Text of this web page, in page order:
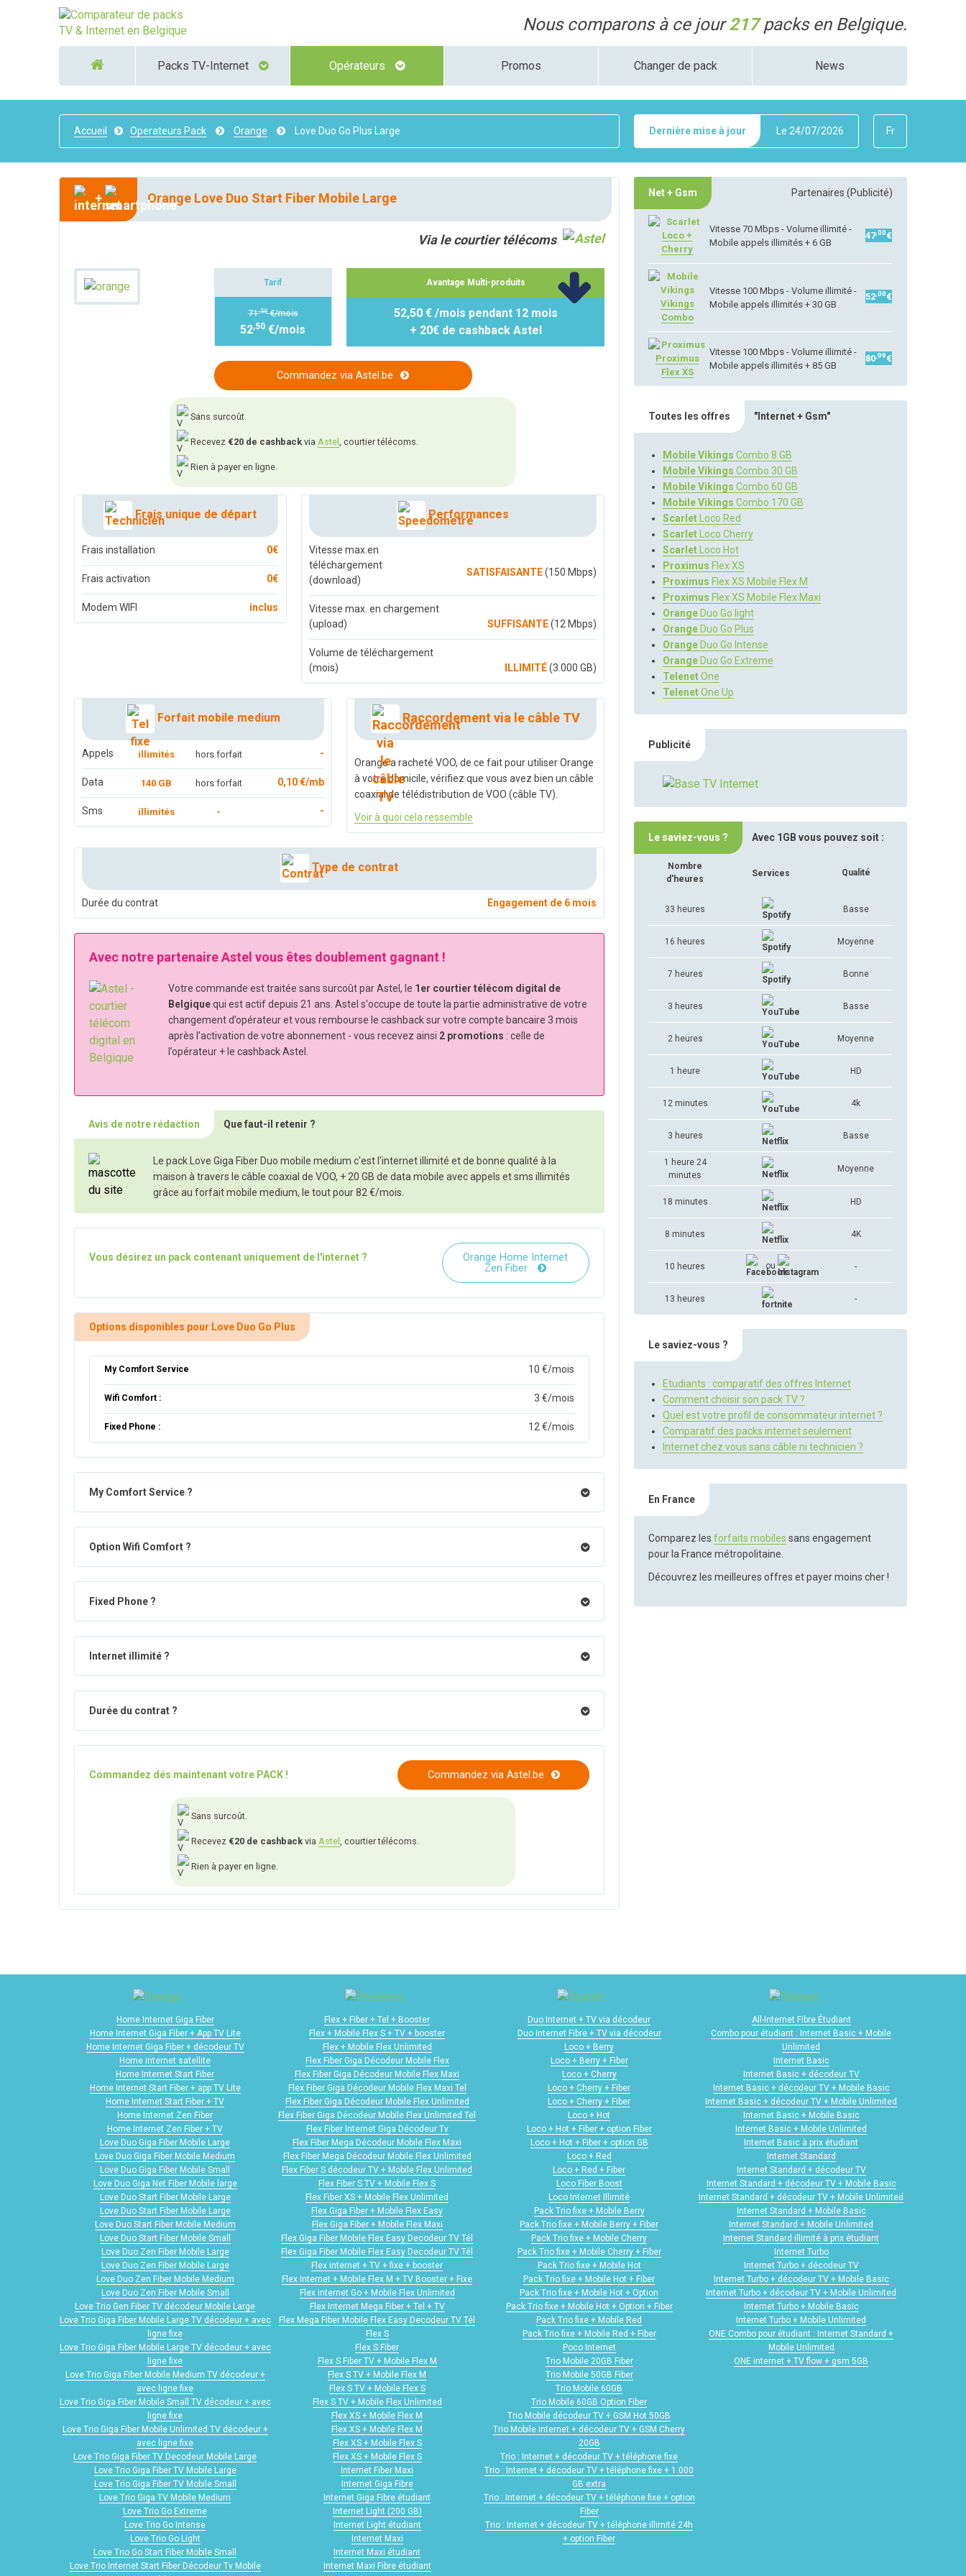
Nous comparons à ce jour217packs en Belgique.
Packs TV-Internet Opérateurs Promos Changer de pack News
Accueil Operateurs Pack Orange Love Duo Go Plus Large Dernière mise à jour Le 24/07/2026 Fr
+ Orange Love Duo Start Fiber Mobile Large
Via le courtier télécoms
Tarif
71,50€/mois
52,50 €/mois
Avantage Multi-produits
52,50 € /mois pendant 12 mois
+ 20€ de cashback Astel
Commandez via Astel.be
Sans surcoût.
Recevez €20 de cashback via Astel , courtier télécoms.
Rien à payer en ligne.
Frais unique de départ
Frais installation 0€
Frais activation 0€
Modem WIFI inclus
Performances
Vitesse max.en
téléchargement
(download)
SATISFAISANTE(150 Mbps)
Vitesse max. en chargement
(upload)
SUFFISANTE(12 Mbps)
Volume de téléchargement
(mois)
ILLIMITÉ(3.000 GB)
Forfait mobile medium
Appels illimités hors forfait -
Data 140 GB hors forfait 0,10 €/mb
Sms illimités - -
Raccordement via le câble TV
Orange a racheté VOO, de ce fait pour utiliser Orange
à votre domicile, vérifiez que vous avez bien un câble
coaxial de télédistribution de VOO (câble TV).
Voir à quoi cela ressemble
Type de contrat
Durée du contrat Engagement de 6 mois
Avec notre partenaire Astel vous êtes doublement gagnant !
Votre commande est traitée sans surcoût par Astel, le 1er courtier télécom digital de
Belgiquequi est actif depuis 21 ans. Astel s'occupe de toute la partie administrative de votre
changement d’opérateur et vous rembourse le cashback sur votre compte bancaire 3 mois
après l’activation de votre abonnement - vous recevez ainsi 2 promotions : celle de
l’opérateur + le cashback Astel.
Avis de notre rédaction Que faut-il retenir ?
Le pack Love Giga Fiber Duo mobile medium c'est l'internet illimité et de bonne qualité à la
maison à travers le câble coaxial de VOO, + 20 GB de data mobile avec appels et sms illimités
grâce au forfait mobile medium, le tout pour 82 €/mois.
Vous désirez un pack contenant uniquement de l'internet ?
Orange Home Internet
Zen Fiber
Options disponibles pour Love Duo Go Plus
My Comfort Service 10 €/mois
Wifi Comfort : 3 €/mois
Fixed Phone : 12 €/mois
My Comfort Service ?
Option Wifi Comfort ?
Fixed Phone ?
Internet illimité ?
Durée du contrat ?
Commandez dés maintenant votre PACK ! Commandez via Astel.be
Sans surcoût.
Recevez €20 de cashbackvia Astel , courtier télécoms.
Rien à payer en ligne.
Net + Gsm Partenaires (Publicité)
Loco +
Cherry
Vitesse 70 Mbps - Volume illimité -
Mobile appels illimités + 6 GB
47,00€
Vikings
Combo
Vitesse 100 Mbps - Volume illimité -
Mobile appels illimités + 30 GB
52 ,00€
Proximus
Flex XS
Vitesse 100 Mbps - Volume illimité -
Mobile appels illimités + 85 GB
80 ,99€
Toutes les offres "Internet + Gsm"
Mobile Vikings Combo 8 GB
Mobile Vikings Combo 30 GB
Mobile Vikings Combo 60 GB
Mobile Vikings Combo 170 GB
Scarlet Loco Red
Scarlet Loco Cherry
Scarlet Loco Hot
Proximus Flex XS
Proximus Flex XS Mobile Flex M
Proximus Flex XS Mobile Flex Maxi
Orange Duo Go light
Orange Duo Go Plus
Orange Duo Go Intense
Orange Duo Go Extreme
TelenetOne
TelenetOne Up
Publicité
Le saviez-vous ? Avec 1GB vous pouvez soit :
Nombre
d'heures
Services Qualité
33 heures Basse
16 heures Moyenne
7 heures Bonne
3 heures Basse
2 heures Moyenne
1 heure HD
12 minutes 4k
3 heures Basse
1 heure 24
minutes
Moyenne
18 minutes HD
8 minutes 4K
10 heures ou -
13 heures -
Le saviez-vous ?
Etudiants : comparatif des offres Internet
Comment choisir son pack TV ?
Quel est votre profil de consommateur internet ?
Comparatif des packs internet seulement
Internet chez vous sans câble ni technicien ?
En France
Comparez lesforfaits mobiles sans engagement
pour la France métropolitaine.
Découvrez les meilleures offres et payer moins cher !
Home Internet Giga Fiber
Home Internet Giga Fiber + App TV Lite
Home Internet Giga Fiber + décodeur TV
Home internet satellite
Home Internet Start Fiber
Home Internet Start Fiber + app TV Lite
Home Internet Start Fiber + TV
Home Internet Zen Fiber
Home Internet Zen Fiber + TV
Love Duo Giga Fiber Mobile Large
Love Duo Giga Fiber Mobile Medium
Love Duo Giga Fiber Mobile Small
Love Duo Giga Net Fiber Mobile large
Love Duo Start Fiber Mobile Large
Love Duo Start Fiber Mobile Large
Love Duo Start Fiber Mobile Medium
Love Duo Start Fiber Mobile Small
Love Duo Zen Fiber Mobile Large
Love Duo Zen Fiber Mobile Large
Love Duo Zen Fiber Mobile Medium
Love Duo Zen Fiber Mobile Small
Love Trio Gen Fiber TV décodeur Mobile Large
Love Trio Giga Fiber Mobile Large TV décodeur + avec
ligne fixe
Love Trio Giga Fiber Mobile Large TV décodeur + avec
ligne fixe
Love Trio Giga Fiber Mobile Medium TV décodeur +
avec ligne fixe
Love Trio Giga Fiber Mobile Small TV décodeur + avec
ligne fixe
Love Trio Giga Fiber Mobile Unlimited TV décodeur +
avec ligne fixe
Love Trio Giga Fiber TV Decodeur Mobile Large
Love Trio Giga Fiber TV Mobile Large
Love Trio Giga Fiber TV Mobile Small
Love Trio Giga TV Mobile Medium
Love Trio Go Extreme
Love Trio Go Intense
Love Trio Go Light
Love Trio Go Start Fiber Mobile Small
Love Trio Internet Start Fiber Décodeur Tv Mobile
Flex + Fiber + Tel + Booster
Flex + Mobile Flex S + TV + booster
Flex + Mobile Flex Unlimited
Flex Fiber Giga Décodeur Mobile Flex
Flex Fiber Giga Décodeur Mobile Flex Maxi
Flex Fiber Giga Décodeur Mobile Flex Maxi Tel
Flex Fiber Giga Décodeur Mobile Flex Unlimited
Flex Fiber Giga Décodeur Mobile Flex Unlimited Tel
Flex Fiber Internet Giga Décodeur Tv
Flex Fiber Mega Décodeur Mobile Flex Maxi
Flex Fiber Mega Décodeur Mobile Flex Unlimited
Flex Fiber S décodeur TV + Mobile Flex Unlimited
Flex Fiber S TV + Mobile Flex S
Flex Fiber XS + Mobile Flex Unlimited
Flex Giga Fiber + Mobile Flex Easy
Flex Giga Fiber + Mobile Flex Maxi
Flex Giga Fiber Mobile Flex Easy Decodeur TV Tél
Flex Giga Fiber Mobile Flex Easy Decodeur TV Tél
Flex internet + TV + fixe + booster
Flex Internet + Mobile Flex M + TV Booster + Fixe
Flex internet Go + Mobile Flex Unlimited
Flex Internet Mega Fiber + Tel + TV
Flex Mega Fiber Mobile Flex Easy Decodeur TV Tél
Flex S
Flex S Fiber
Flex S Fiber TV + Mobile Flex M
Flex S TV + Mobile Flex M
Flex S TV + Mobile Flex S
Flex S TV + Mobile Flex Unlimited
Flex XS + Mobile Flex M
Flex XS + Mobile Flex M
Flex XS + Mobile Flex S
Flex XS + Mobile Flex S
Internet Fiber Maxi
Internet Giga Fibre
Internet Giga Fibre étudiant
Internet Light (200 GB)
Internet Light étudiant
Internet Maxi
Internet Maxi étudiant
Internet Maxi Fibre étudiant
Duo Internet + TV via décodeur
Duo Internet Fibre + TV via décodeur
Loco + Berry
Loco + Berry + Fiber
Loco + Cherry
Loco + Cherry + Fiber
Loco + Cherry + Fiber
Loco + Hot
Loco + Hot + Fiber + option Fiber
Loco + Hot + Fiber + option GB
Loco + Red
Loco + Red + Fiber
Loco Fiber Boost
Loco Internet Illimité
Pack Trio fixe + Mobile Berry
Pack Trio fixe + Mobile Berry + Fiber
Pack Trio fixe + Mobile Cherry
Pack Trio fixe + Mobile Cherry + Fiber
Pack Trio fixe + Mobile Hot
Pack Trio fixe + Mobile Hot + Fiber
Pack Trio fixe + Mobile Hot + Option
Pack Trio fixe + Mobile Hot + Option + Fiber
Pack Trio fixe + Mobile Red
Pack Trio fixe + Mobile Red + Fiber
Poco Internet
Trio Mobile 20GB Fiber
Trio Mobile 50GB Fiber
Trio Mobile 60GB
Trio Mobile 60GB Option Fiber
Trio Mobile décodeur TV + GSM Hot 50GB
Trio Mobile internet + décodeur TV + GSM Cherry
20GB
Trio : Internet + décodeur TV + téléphone fixe
Trio : Internet + décodeur TV + téléphone fixe + 1.000
GB extra
Trio : Internet + décodeur TV + téléphone fixe + option
Fiber
Trio : Internet + décodeur TV + téléphone illimité 24h
+ option Fiber
All-Internet Fibre Étudiant
Combo pour étudiant : Internet Basic + Mobile
Unlimited
Internet Basic
Internet Basic + décodeur TV
Internet Basic + décodeur TV + Mobile Basic
Internet Basic + décodeur TV + Mobile Unlimited
Internet Basic + Mobile Basic
Internet Basic + Mobile Unlimited
Internet Basic à prix étudiant
Internet Standard
Internet Standard + décodeur TV
Internet Standard + décodeur TV + Mobile Basic
Internet Standard + décodeur TV + Mobile Unlimited
Internet Standard + Mobile Basic
Internet Standard + Mobile Unlimited
Internet Standard illimité à prix étudiant
Internet Turbo
Internet Turbo + décodeur TV
Internet Turbo + décodeur TV + Mobile Basic
Internet Turbo + décodeur TV + Mobile Unlimited
Internet Turbo + Mobile Basic
Internet Turbo + Mobile Unlimited
ONE Combo pour étudiant : Internet Standard +
Mobile Unlimited
ONE internet + TV flow + gsm 5GB